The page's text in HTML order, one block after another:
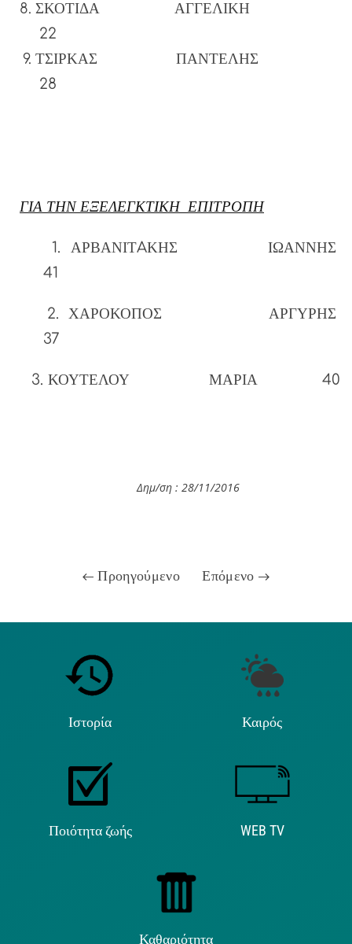
ΣΚΟΤΙΔΑ ΑΓΓΕΛΙΚΗ
22
ΤΣΙΡΚΑΣ ΠΑΝΤΕΛΗΣ
28
ΓΙΑ ΤΗΝ ΕΞΕΛΕΓΚΤΙΚΗ ΕΠΙΤΡΟΠΗ
1. ΑΡΒΑΝΙΤAΚΗΣ ΙΩΑΝΝΗΣ
41
2. ΧΑΡΟΚΟΠΟΣ ΑΡΓΥΡΗΣ
37
3. ΚΟΥΤΕΛΟΥ ΜΑΡΙΑ 40
Δημ/ση : 28/11/2016
Προηγούμενο Επόμενο
Ιστορία Καιρός
Ποιότητα ζωής WEB TV
Καθαριότητα